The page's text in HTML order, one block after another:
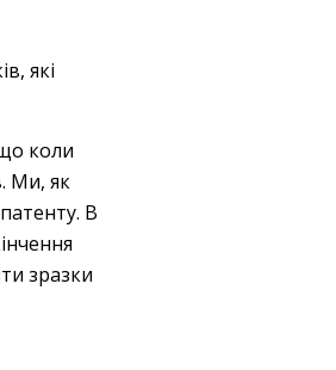
які
коли
Ми, як
В
зразки